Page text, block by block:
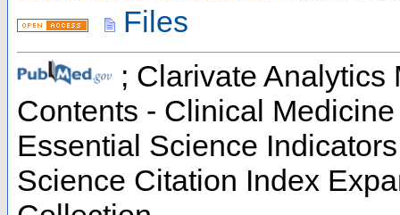
Files
; Clarivate Analytics
Contents - Clinical
Essential Science
Science Citation Index